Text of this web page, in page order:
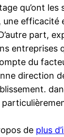
qu’ont
une efficacité
part,
entreprises
du
direction
de plus